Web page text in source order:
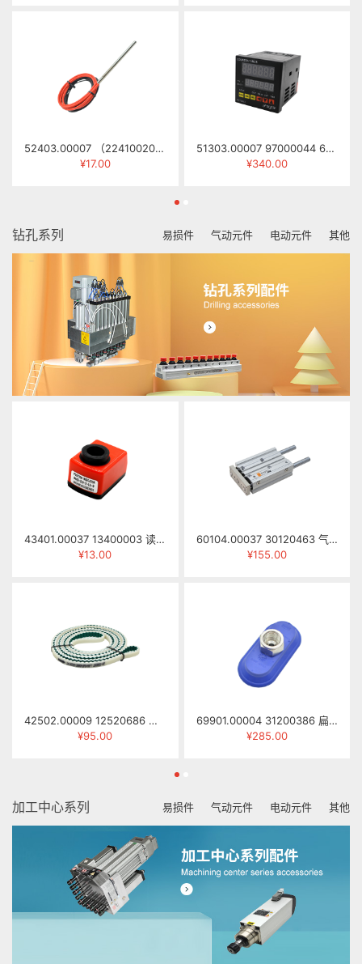
52403.00007 （22410020） 发热管 φ8×135MM 330W 415V
¥17.00
51303.00007 97000044 6位计数/定时器 CT7-MB61(GE7-P62A)
¥340.00
钻孔系列 易损件 气动元件 电动元件 其他
43401.00037 13400003 读数器 0402-2.0-I-14-0
¥13.00
60104.00037 30120463 气缸 SGM16×60-S-DG042-217B
¥155.00
42502.00009 12520686 梯形齿同步带 AT10-14-3980mm（PU，表面拉直槽）
¥95.00
69901.00004 31200386 扁平吸盘 SAOF 80*40 NBR-60 G3/8-IG
¥285.00
加工中心系列 易损件 气动元件 电动元件 其他